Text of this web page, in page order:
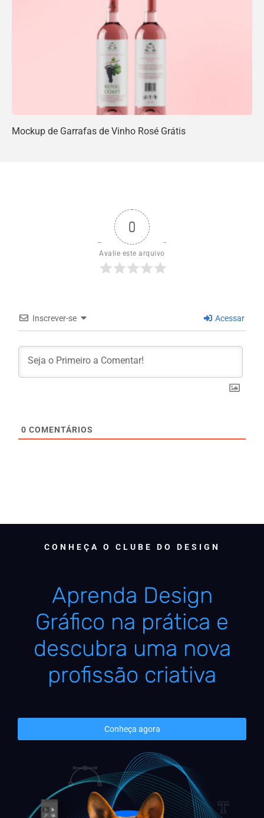
Mockup de Garrafas de Vinho Rosé Grátis
0
Avalie este arquivo
Inscrever-se Acessar
0 COMENTÁRIOS
CONHEÇA O CLUBE DO DESIGN
Aprenda Design
Gráfico na prática e
descubra uma nova
profissão criativa
Conheça agora